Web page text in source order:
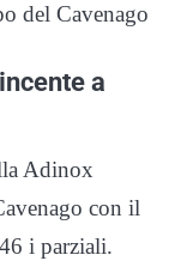
del Cavenago
a
Adinox
con il
i parziali.